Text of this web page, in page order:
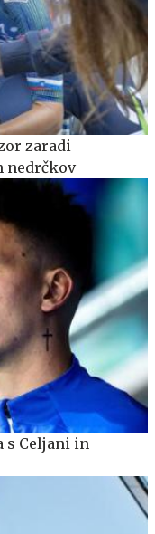
zaradi
nedrčkov
s Celjani in